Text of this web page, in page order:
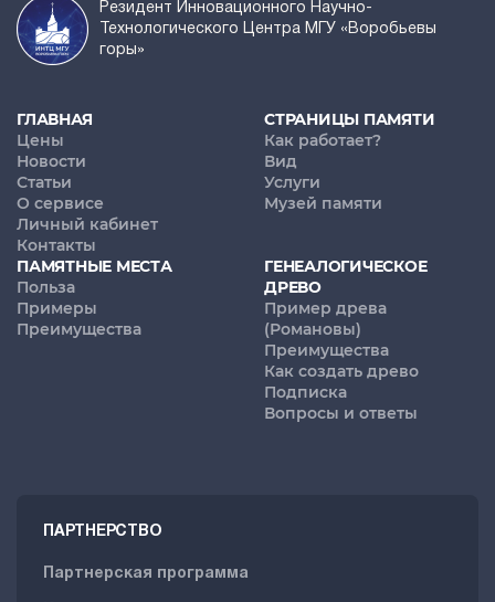
Резидент Инновационного Научно-
Технологического Центра МГУ «Воробьевы
горы»
ГЛАВНАЯ
Цены
Новости
Статьи
О сервисе
Личный кабинет
Контакты
СТРАНИЦЫ ПАМЯТИ
Как работает?
Вид
Услуги
Музей памяти
ПАМЯТНЫЕ МЕСТА
Польза
Примеры
Преимущества
ГЕНЕАЛОГИЧЕСКОЕ
ДРЕВО
Пример древа
(Романовы)
Преимущества
Как создать древо
Подписка
Вопросы и ответы
ПАРТНЕРСТВО
Партнерская программа